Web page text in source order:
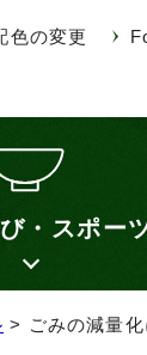
色の変更
・スポー
> ごみの減量化